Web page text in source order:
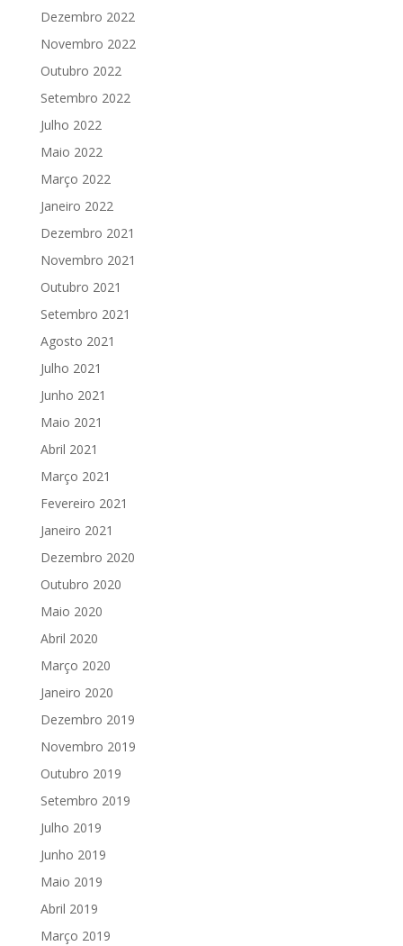
Dezembro 2022
Novembro 2022
Outubro 2022
Setembro 2022
Julho 2022
Maio 2022
Março 2022
Janeiro 2022
Dezembro 2021
Novembro 2021
Outubro 2021
Setembro 2021
Agosto 2021
Julho 2021
Junho 2021
Maio 2021
Abril 2021
Março 2021
Fevereiro 2021
Janeiro 2021
Dezembro 2020
Outubro 2020
Maio 2020
Abril 2020
Março 2020
Janeiro 2020
Dezembro 2019
Novembro 2019
Outubro 2019
Setembro 2019
Julho 2019
Junho 2019
Maio 2019
Abril 2019
Março 2019